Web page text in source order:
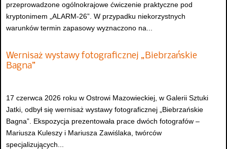
przeprowadzone ogólnokrajowe ćwiczenie praktyczne pod
kryptonimem „ALARM-26”. W przypadku niekorzystnych
warunków termin zapasowy wyznaczono na...
Wernisaż wystawy fotograficznej „Biebrzańskie
Bagna”
17 czerwca 2026 roku w Ostrowi Mazowieckiej, w Galerii Sztuki
Jatki, odbył się wernisaż wystawy fotograficznej „Biebrzańskie
Bagna”. Ekspozycja prezentowała prace dwóch fotografów –
Mariusza Kuleszy i Mariusza Zawiślaka, twórców
specjalizujących...